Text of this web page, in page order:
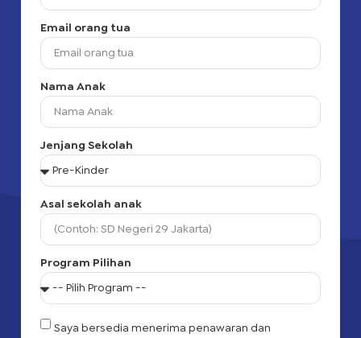
Email orang tua
Nama Anak
Jenjang Sekolah
Asal sekolah anak
Program Pilihan
Saya bersedia menerima penawaran dan